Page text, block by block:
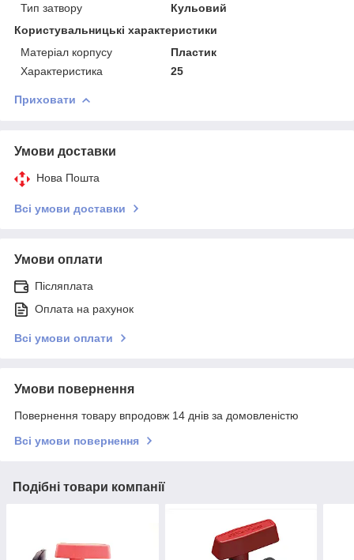
Тип затвору
Кульовий
Користувальницькі характеристики
Матеріал корпусу
Пластик
Характеристика
25
Приховати
Умови доставки
Нова Пошта
Всі умови доставки
Умови оплати
Післяплата
Оплата на рахунок
Всі умови оплати
Умови повернення
Повернення товару впродовж 14 днів за домовленістю
Всі умови повернення
Подібні товари компанії